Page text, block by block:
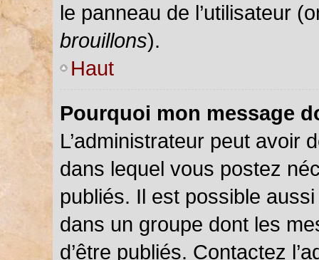
le panneau de l’utilisateur
brouillons).
Haut
Pourquoi mon message
L’administrateur peut avoir
dans lequel vous postez
publiés. Il est possible
dans un groupe dont les
d’être publiés. Contactez